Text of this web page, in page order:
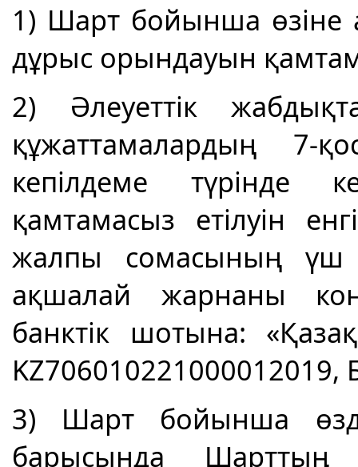
1) Шарт бойынша өзіне
дұрыс орындауын
2) Әлеуеттік
құжаттамалардың 7-
кепілдеме түрінде
қамтамасыз етілуін
жалпы сомасының үш
ақшалай жарнаны
банктік шотына:
KZ706010221000012019,
3) Шарт бойынша
барысында Шарттың